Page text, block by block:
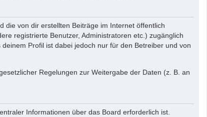
die von dir erstellten Beiträge im Internet öffentlich
registrierte Benutzer, Administratoren etc.) zugänglich
Profil ist dabei jedoch nur für den Betreiber und von
Regelungen zur Weitergabe der Daten (z. B. an
Informationen über das Board erforderlich ist.